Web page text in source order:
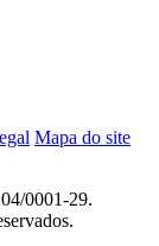
Mapa do site
0001-29.